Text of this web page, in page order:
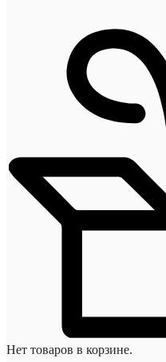
Нет товаров в корзине.